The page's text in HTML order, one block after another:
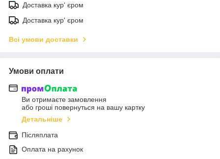
Доставка кур' єром
Доставка кур' єром
Всі умови доставки
Умови оплати
Ви отримаєте замовлення
або гроші повернуться на вашу картку
Детальніше
Післяплата
Оплата на рахунок